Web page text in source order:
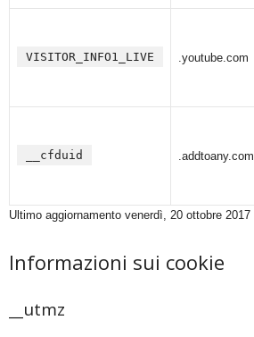
VISITOR_INFO1_LIVE .youtube.com
__cfduid .addtoany.com
Ultimo aggiornamento venerdì, 20 ottobre 2017
Informazioni sui cookie
__utmz